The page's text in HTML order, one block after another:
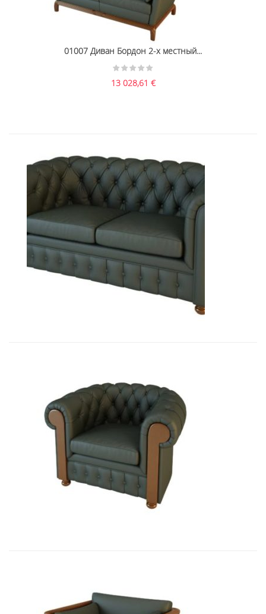
01007 Диван Бордон 2-х местный...
13 028,61 €
01010 Диван Честер 2-х местный...
11 965,80€
01009B Кресло Честер, подлокот...
10 348,80